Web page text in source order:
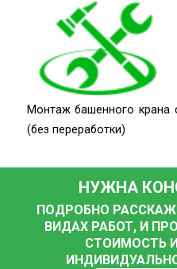
Монтаж башенного крана
(без переработки)
НУЖНА
ПОДРОБНО
ВИДАХ РАБОТ, И
СТОИМОСТЬ